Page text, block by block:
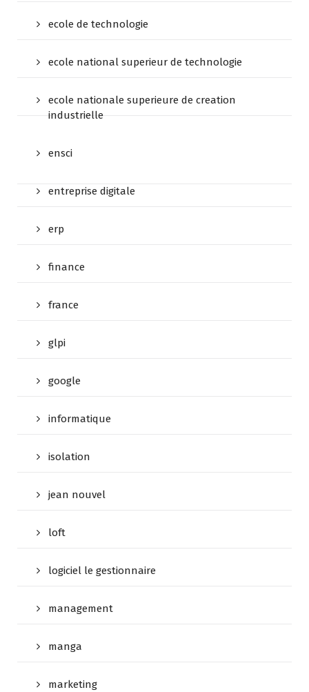
ecole de technologie
ecole national superieur de technologie
ecole nationale superieure de creation
industrielle
ensci
entreprise digitale
erp
finance
france
glpi
google
informatique
isolation
jean nouvel
loft
logiciel le gestionnaire
management
manga
marketing